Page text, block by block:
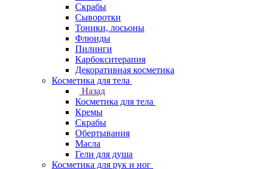
Скрабы
Сыворотки
Тоники, лосьоны
Флюиды
Пилинги
Карбокситерапия
Декоративная косметика
Косметика для тела
Назад
Косметика для тела
Кремы
Скрабы
Обертывания
Масла
Гели для душа
Косметика для рук и ног